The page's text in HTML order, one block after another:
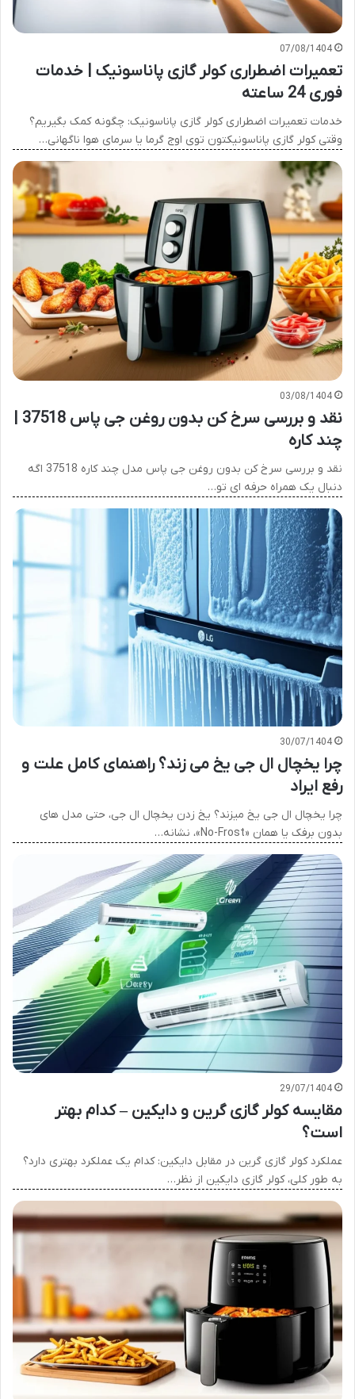
07/08/1404
تعمیرات اضطراری کولر گازی پاناسونیک | خدمات
فوری 24 ساعته
خدمات تعمیرات اضطراری کولر گازی پاناسونیک: چگونه کمک بگیریم؟
وقتی کولر گازی پاناسونیکتون توی اوج گرما یا سرمای هوا ناگهانی…
03/08/1404
چند کاره
نقد و بررسی سرخ کن بدون روغن جی پاس مدل چند کاره 37518 اگه
دنبال یک همراه حرفه ای تو…
30/07/1404
چرا یخچال ال جی یخ می زند؟ راهنمای کامل علت و
رفع ایراد
چرا یخچال ال جی یخ میزند؟ یخ زدن یخچال ال جی، حتی مدل های
بدون برفک یا همان «No-Frost»، نشانه…
29/07/1404
مقایسه کولر گازی گرین و دایکین – کدام بهتر
است؟
عملکرد کولر گازی گرین در مقابل دایکین: کدام یک عملکرد بهتری دارد؟
به طور کلی، کولر گازی دایکین از نظر…